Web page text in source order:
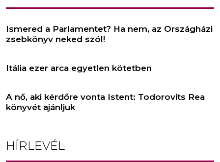
Ismered a Parlamentet? Ha nem, az Országházi
zsebkönyv neked szól!
Itália ezer arca egyetlen kötetben
A nő, aki kérdőre vonta Istent: Todorovits Rea
könyvét ajánljuk
HÍRLEVÉL